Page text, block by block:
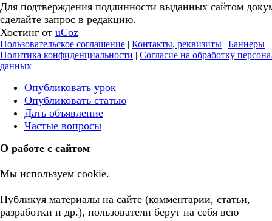
Для подтверждения подлинности выданных сайтом
сделайте запрос в редакцию.
Хостинг от uCoz
Пользовательское соглашение | Контакты, реквизиты | Баннеры |
Политика конфиденциальности | Согласие на обработку
данных
Опубликовать урок
Опубликовать статью
Дать объявление
Частые вопросы
О работе с сайтом
Мы используем cookie.
Публикуя материалы на сайте (комментарии, статьи,
разработки и др.), пользователи берут на себя всю